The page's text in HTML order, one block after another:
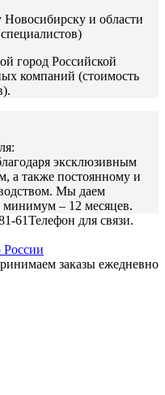
и области
город Российской
компаний (стоимость
эксклюзивным
а также постоянному и
Мы даем
минимум – 12 месяцев.
Телефон для связи.
России
заказы ежедневно